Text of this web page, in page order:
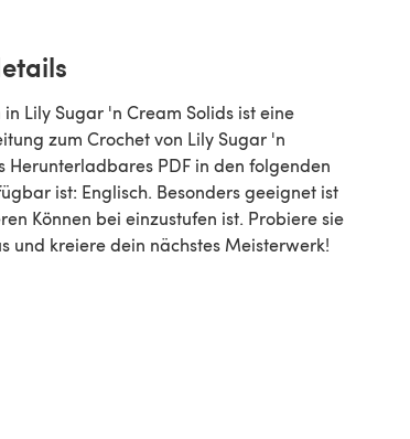
Lily Sugar 'n Cream Solids ist eine
zum Crochet von Lily Sugar 'n
Herunterladbares PDF in den folgenden
ist: Englisch. Besonders geeignet ist
einzustufen ist. Probiere sie
und kreiere dein nächstes Meisterwerk!